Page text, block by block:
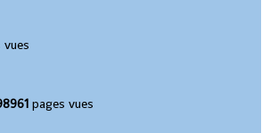
vues
pages vues